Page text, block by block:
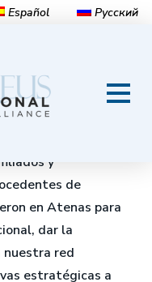
Español Русский
de la
y
de
en Atenas para
dar la
nuestra red
estratégicas a